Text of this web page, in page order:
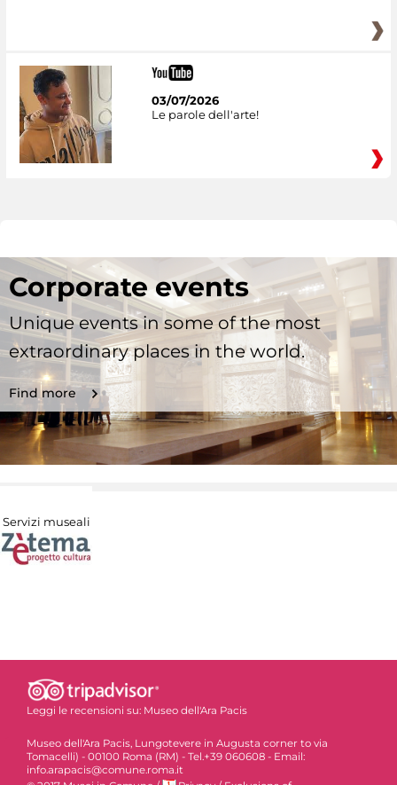
03/07/2026
Le parole dell'arte!
Corporate events
Unique events in some of the most
extraordinary places in the world.
Find more
Servizi museali
Leggi le recensioni su: Museo dell'Ara Pacis
Museo dell'Ara Pacis, Lungotevere in Augusta corner to via
Tomacelli) - 00100 Roma (RM) - Tel.+39 060608 - Email:
info.arapacis@comune.roma.it